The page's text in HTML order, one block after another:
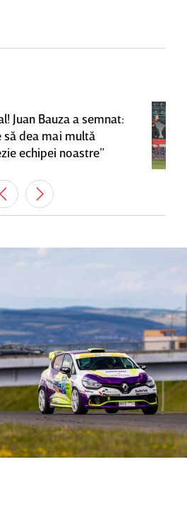
Juan Bauza a semnat:
să dea mai multă
echipei noastre”